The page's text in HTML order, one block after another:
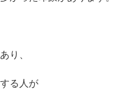
り、
る人が